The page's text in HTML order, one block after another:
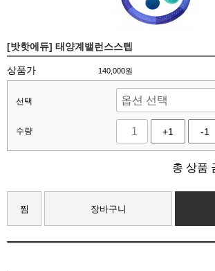
[밧핫에듀] 태양계밸런스스텝
상품가 140,000원
선택
수량 +1 -1
총 상품
찜 장바구니